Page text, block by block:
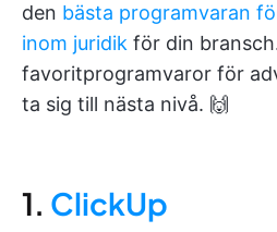
den bästa programvaran
inom juridik för din
favoritprogramvaror för
ta sig till nästa nivå. 🙌
1. ClickUp